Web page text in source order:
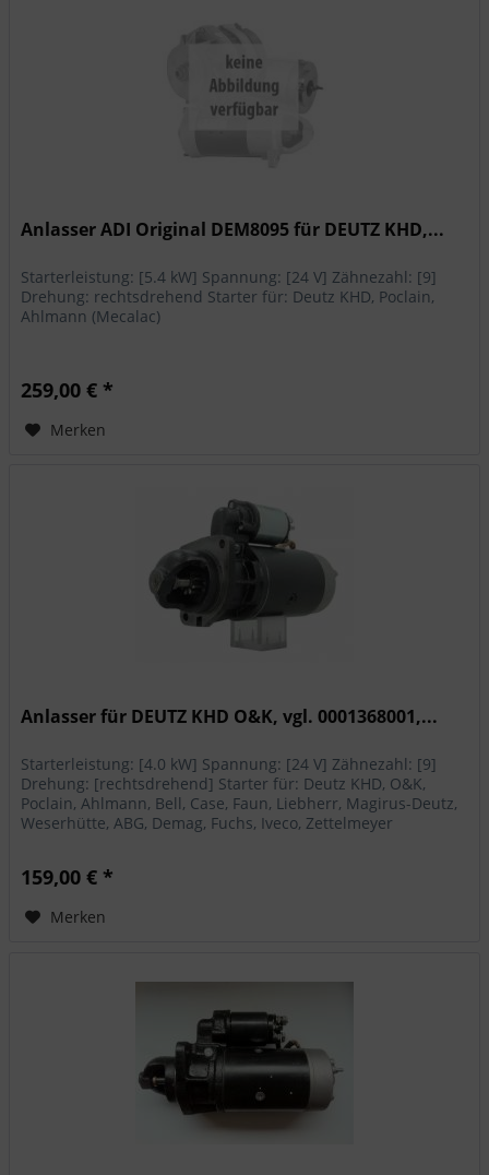
Anlasser ADI Original DEM8095 für DEUTZ KHD,...
Starterleistung: [5.4 kW] Spannung: [24 V] Zähnezahl: [9]
Drehung: rechtsdrehend Starter für: Deutz KHD, Poclain,
Ahlmann (Mecalac)
259,00 € *
Merken
Anlasser für DEUTZ KHD O&K, vgl. 0001368001,...
Starterleistung: [4.0 kW] Spannung: [24 V] Zähnezahl: [9]
Drehung: [rechtsdrehend] Starter für: Deutz KHD, O&K,
Poclain, Ahlmann, Bell, Case, Faun, Liebherr, Magirus-Deutz,
Weserhütte, ABG, Demag, Fuchs, Iveco, Zettelmeyer
159,00 € *
Merken